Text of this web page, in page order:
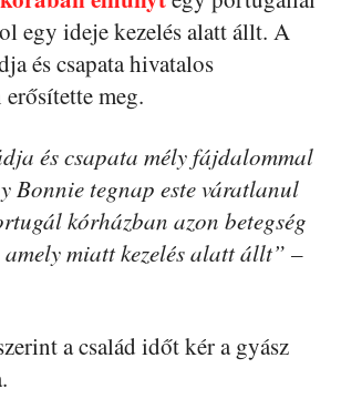
egy ideje kezelés alatt állt. A
és csapata hivatalos
meg.
és csapata mély fájdalommal
Bonnie tegnap este váratlanul
kórházban azon betegség
amely miatt kezelés alatt állt” –
a család időt kér a gyász